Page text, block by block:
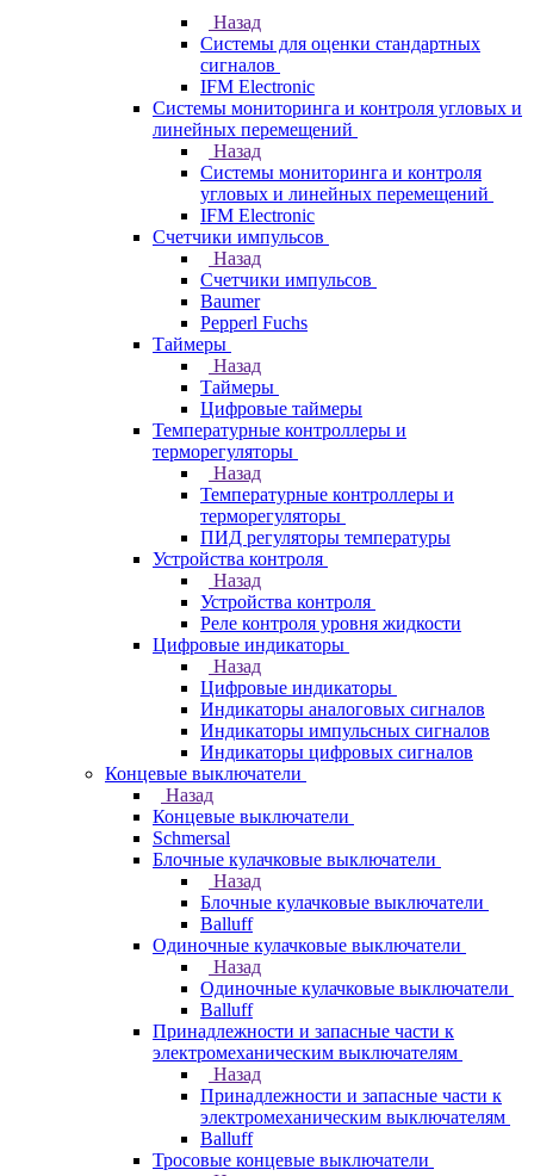
Назад
Системы для оценки стандартных
сигналов
IFM Electronic
Системы мониторинга и контроля угловых и
линейных перемещений
Назад
Системы мониторинга и контроля
угловых и линейных перемещений
IFM Electronic
Счетчики импульсов
Назад
Счетчики импульсов
Baumer
Pepperl Fuchs
Таймеры
Назад
Таймеры
Цифровые таймеры
Температурные контроллеры и
терморегуляторы
Назад
Температурные контроллеры и
терморегуляторы
ПИД регуляторы температуры
Устройства контроля
Назад
Устройства контроля
Реле контроля уровня жидкости
Цифровые индикаторы
Назад
Цифровые индикаторы
Индикаторы аналоговых сигналов
Индикаторы импульсных сигналов
Индикаторы цифровых сигналов
Концевые выключатели
Назад
Концевые выключатели
Schmersal
Блочные кулачковые выключатели
Назад
Блочные кулачковые выключатели
Balluff
Одиночные кулачковые выключатели
Назад
Одиночные кулачковые выключатели
Balluff
Принадлежности и запасные части к
электромеханическим выключателям
Назад
Принадлежности и запасные части к
электромеханическим выключателям
Balluff
Тросовые концевые выключатели